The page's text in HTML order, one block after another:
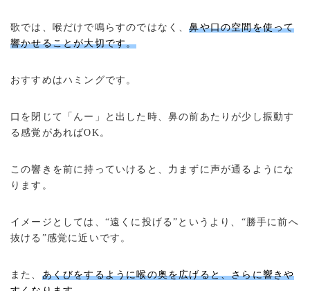
歌では、喉だけで鳴らすのではなく、鼻や口の空間を使って
響かせることが大切です。
おすすめはハミングです。
口を閉じて「んー」と出した時、鼻の前あたりが少し振動す
る感覚があればOK。
この響きを前に持っていけると、力まずに声が通るようにな
ります。
イメージとしては、“遠くに投げる”というより、“勝手に前へ
抜ける”感覚に近いです。
また、 あくびをするように喉の奥を広げると、さらに響きや